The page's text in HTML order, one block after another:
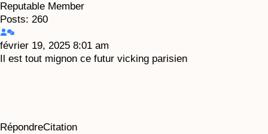
Reputable Member
Posts: 260
février 19, 2025 8:01 am
Il est tout mignon ce futur vicking parisien
RépondreCitation